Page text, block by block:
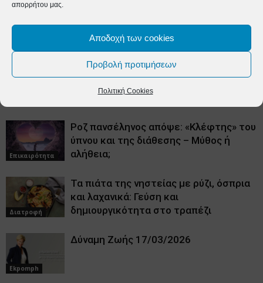
απορρήτου μας.
Αποδοχή των cookies
Προβολή προτιμήσεων
Πολιτική Cookies
ΠΑΡΟΜΟΙΑ ΑΡΘΡΑ
ΠΕΡΙΣΣΟΤΕΡΑ ΑΠΟ ΤΟΝ ΔΗΜΙΟΥΡΓΟ
Αυτισμός: Κάθε παιδί στο φάσμα είναι
πρέπει να αγνοούμε
Επικαιρότητα
Ροζ πανσέληνος απόψε: «Κλέφτης» του
ύπνου και της διάθεσης – Μύθος ή
αλήθεια;
Διατροφή
Τα πιάτα της νηστείας με ρύζι, όσπρια
και λαχανικά: Γεύση και
δημιουργικότητα στο τραπέζι
Ekpomph
Δύναμη Ζωής 17/03/2026